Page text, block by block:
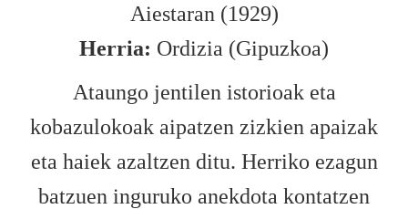
Aiestaran (1929)
Herria: Ordizia (Gipuzkoa)
Ataungo jentilen istorioak eta
kobazulokoak aipatzen zizkien apaizak
eta haiek azaltzen ditu. Herriko ezagun
batzuen inguruko anekdota kontatzen